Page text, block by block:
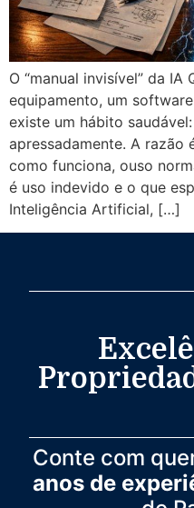
O “manual invisível” da IA
equipamento, um
existe um hábito
apressadamente. A razão
como funciona, ouso
é uso indevido e o que
Inteligência Artificial, […]
Conte com
anos de